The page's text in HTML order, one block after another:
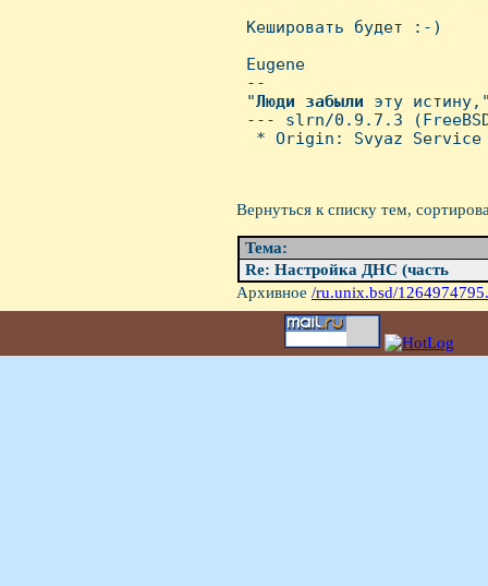
Кешировать будет :-)
Eugene
--
"Люди забыли эту
--- slrn/0.9.7.3
* Origin: Svyaz
Вернуться к списку тем,
Тема:
Re: Hастройка ДHС (часть
Архивное /ru.unix.bsd/